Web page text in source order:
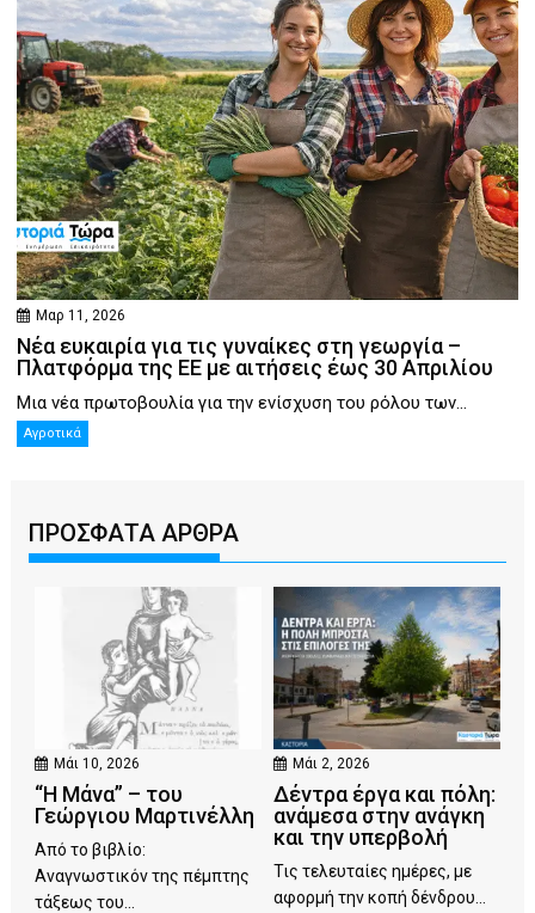
Μαρ 11, 2026
Νέα ευκαιρία για τις γυναίκες στη γεωργία –
Πλατφόρμα της ΕΕ με αιτήσεις έως 30 Απριλίου
Μια νέα πρωτοβουλία για την ενίσχυση του ρόλου των...
Αγροτικά
ΠΡΟΣΦΑΤΑ ΑΡΘΡΑ
Μάι 10, 2026
“Η Μάνα” – του
Γεώργιου Μαρτινέλλη
Από το βιβλίο:
Αναγνωστικόν της πέμπτης
τάξεως του...
Μάι 2, 2026
Δέντρα έργα και πόλη:
ανάμεσα στην ανάγκη
και την υπερβολή
Τις τελευταίες ημέρες, με
αφορμή την κοπή δένδρου...